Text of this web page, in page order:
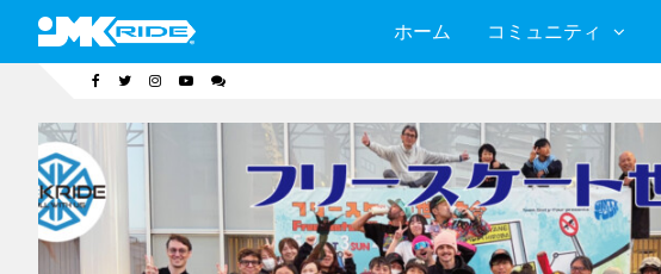
ホーム コミュニティ